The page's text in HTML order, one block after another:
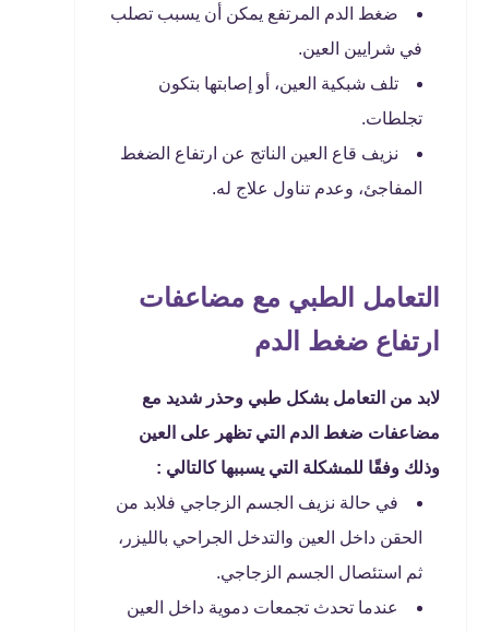
ضغط الدم المرتفع يمكن أن يسبب تصلب
في شرايين العين.
تلف شبكية العين، أو إصابتها بتكون
تجلطات.
نزيف قاع العين الناتج عن ارتفاع الضغط
المفاجئ، وعدم تناول علاج له.
التعامل الطبي مع مضاعفات
ارتفاع ضغط الدم
لابد من التعامل بشكل طبي وحذر شديد مع
مضاعفات ضغط الدم التي تظهر على العين
وذلك وفقًا للمشكلة التي يسببها كالتالي :
في حالة نزيف الجسم الزجاجي فلابد من
الحقن داخل العين والتدخل الجراحي بالليزر،
ثم استئصال الجسم الزجاجي.
عندما تحدث تجمعات دموية داخل العين